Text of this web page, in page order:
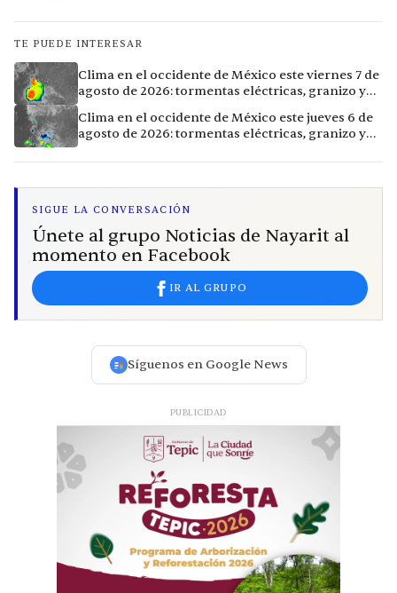
TE PUEDE INTERESAR
Clima en el occidente de México este viernes 7 de
agosto de 2026: tormentas eléctricas, granizo y
Clima en el occidente de México este jueves 6 de
agosto de 2026: tormentas eléctricas, granizo y
SIGUE LA CONVERSACIÓN
Únete al grupo Noticias de Nayarit al
momento en Facebook
IR AL GRUPO
Síguenos en Google News
PUBLICIDAD